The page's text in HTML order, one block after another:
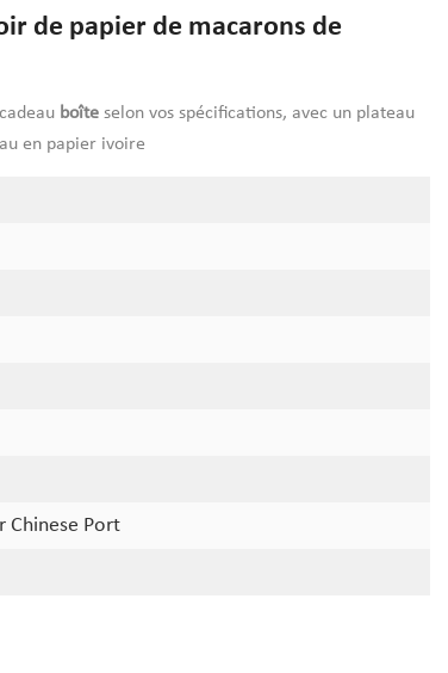
de papier de macarons de
cadeau boîte selon vos spécifications, avec un plateau
en papier ivoire
Chinese Port